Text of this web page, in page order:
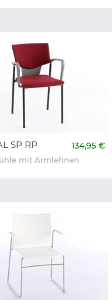
SP RP 134,95 €
mit Armlehnen